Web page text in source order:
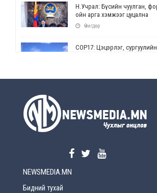
Н.Учрал: Бүсийн чуулган,
ойн арга хэмжээг цуцална
Өчигдөр
СОР17: Цэцэрлэг,
Өчигдөр
Өчигдөр
NEWSMEDIA.MN
Бидний тухай